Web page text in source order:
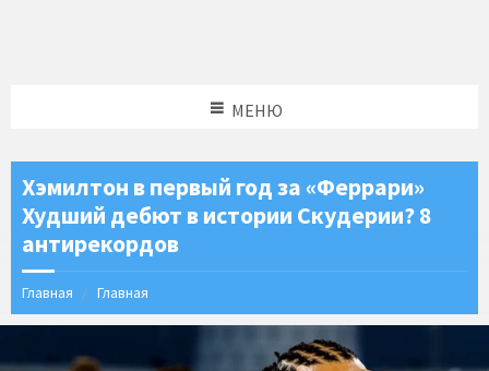
МЕНЮ
Хэмилтон в первый год за «Феррари»
Худший дебют в истории Скудерии? 8
антирекордов
Главная Главная